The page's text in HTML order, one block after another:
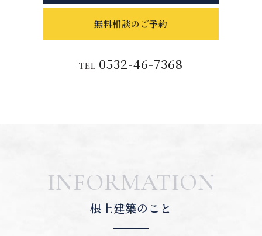
無料相談のご予約
TEL 0532-46-7368
INFORMATION
根上建築のこと